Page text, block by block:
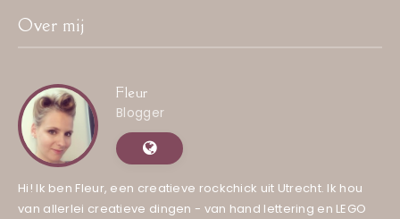
Over mij
Fleur
Blogger
Hi! Ik ben Fleur, een creatieve rockchick uit Utrecht. Ik hou
van allerlei creatieve dingen - van hand lettering en LEGO